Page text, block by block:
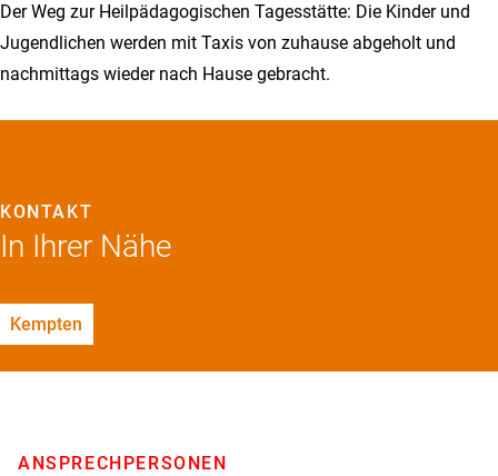
Der Weg zur Heilpädagogischen Tagesstätte: Die Kinder und
Jugendlichen werden mit Taxis von zuhause abgeholt und
nachmittags wieder nach Hause gebracht.
In Ihrer Nähe
KONTAKT
Kempten
ANSPRECHPERSONEN